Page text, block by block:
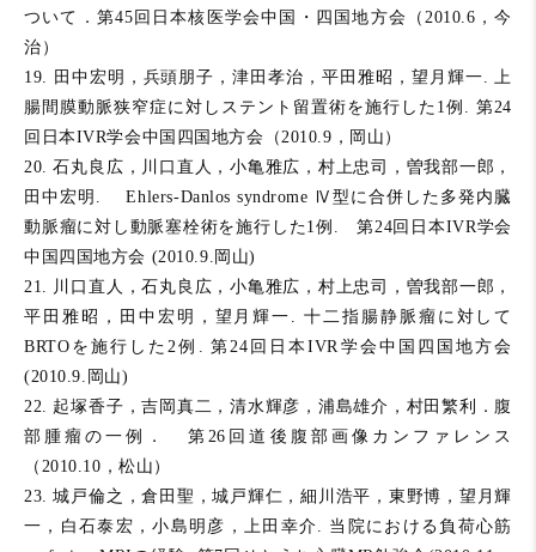
ついて．第45回日本核医学会中国・四国地方会（2010.6，今
治）
19. 田中宏明，兵頭朋子，津田孝治，平田雅昭，望月輝一. 上
腸間膜動脈狭窄症に対しステント留置術を施行した1例. 第24
回日本IVR学会中国四国地方会（2010.9，岡山）
20. 石丸良広，川口直人，小亀雅広，村上忠司，曽我部一郎，
田中宏明. Ehlers-Danlos syndrome Ⅳ型に合併した多発内臓
動脈瘤に対し動脈塞栓術を施行した1例. 第24回日本IVR学会
中国四国地方会 (2010.9.岡山)
21. 川口直人，石丸良広，小亀雅広，村上忠司，曽我部一郎，
平田雅昭，田中宏明，望月輝一. 十二指腸静脈瘤に対して
BRTOを施行した2例. 第24回日本IVR学会中国四国地方会
(2010.9.岡山)
22. 起塚香子，吉岡真二，清水輝彦，浦島雄介，村田繁利．腹
部腫瘤の一例． 第26回道後腹部画像カンファレンス
（2010.10，松山）
23. 城戸倫之，倉田聖，城戸輝仁，細川浩平，東野博，望月輝
一，白石泰宏，小島明彦，上田幸介. 当院における負荷心筋